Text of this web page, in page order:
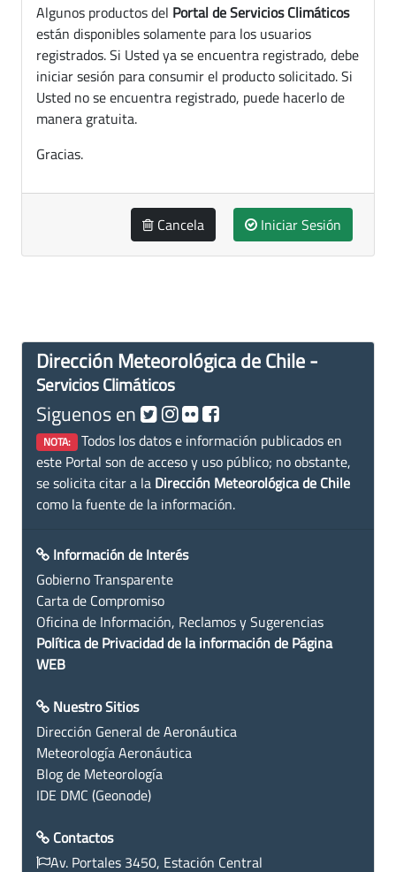
Algunos productos del Portal de Servicios Climáticos
están disponibles solamente para los usuarios
registrados. Si Usted ya se encuentra registrado, debe
iniciar sesión para consumir el producto solicitado. Si
Usted no se encuentra registrado, puede hacerlo de
manera gratuita.
Gracias.
Cancela Iniciar Sesión
Dirección Meteorológica de Chile -
Servicios Climáticos
Siguenos en
NOTA: Todos los datos e información publicados en
este Portal son de acceso y uso público; no obstante,
se solicita citar a la Dirección Meteorológica de Chile
como la fuente de la información.
Información de Interés
Gobierno Transparente
Carta de Compromiso
Oficina de Información, Reclamos y Sugerencias
Política de Privacidad de la información de Página
WEB
Nuestro Sitios
Dirección General de Aeronáutica
Meteorología Aeronáutica
Blog de Meteorología
IDE DMC (Geonode)
Contactos
Av. Portales 3450, Estación Central